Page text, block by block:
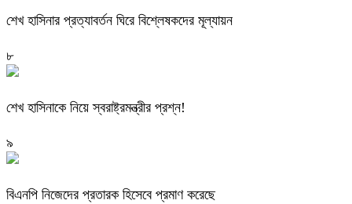
শেখ হাসিনার প্রত্যাবর্তন ঘিরে বিশ্লেষকদের মূল্যায়ন
৮
শেখ হাসিনাকে নিয়ে স্বরাষ্ট্রমন্ত্রীর প্রশ্ন!
৯
বিএনপি নিজেদের প্রতারক হিসেবে প্রমাণ করেছে